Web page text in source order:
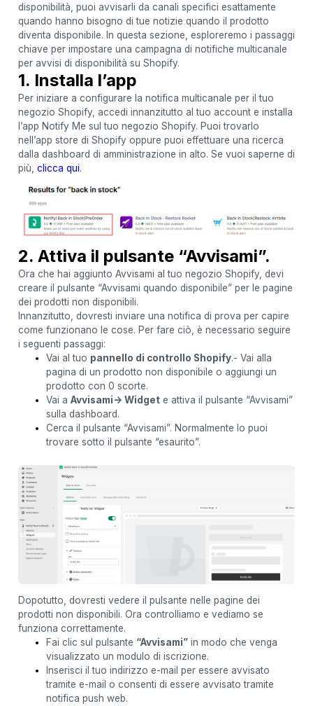
disponibilità, puoi avvisarli da canali specifici esattamente
quando hanno bisogno di tue notizie quando il prodotto
diventa disponibile. In questa sezione, esploreremo i passaggi
chiave per impostare una campagna di notifiche multicanale
per avvisi di disponibilità su Shopify.
1. Installa l’app
Per iniziare a configurare la notifica multicanale per il tuo
negozio Shopify, accedi innanzitutto al tuo account e installa
l’app Notify Me sul tuo negozio Shopify. Puoi trovarlo
nell’app store di Shopify oppure puoi effettuare una ricerca
dalla dashboard di amministrazione in alto. Se vuoi saperne di
più, clicca qui.
2. Attiva il pulsante “Avvisami”.
Ora che hai aggiunto Avvisami al tuo negozio Shopify, devi
creare il pulsante “Avvisami quando disponibile” per le pagine
dei prodotti non disponibili.
Innanzitutto, dovresti inviare una notifica di prova per capire
come funzionano le cose. Per fare ciò, è necessario seguire
i seguenti passaggi:
Vai al tuo pannello di controllo Shopify.- Vai alla
pagina di un prodotto non disponibile o aggiungi un
prodotto con 0 scorte.
Vai a Avvisami-> Widgete attiva il pulsante “Avvisami”
sulla dashboard.
Cerca il pulsante “Avvisami”. Normalmente lo puoi
trovare sotto il pulsante “esaurito”.
Dopotutto, dovresti vedere il pulsante nelle pagine dei
prodotti non disponibili. Ora controlliamo e vediamo se
funziona correttamente.
Fai clic sul pulsante “Avvisami”in modo che venga
visualizzato un modulo di iscrizione.
Inserisci il tuo indirizzo e-mail per essere avvisato
tramite e-mail o consenti di essere avvisato tramite
notifica push web.